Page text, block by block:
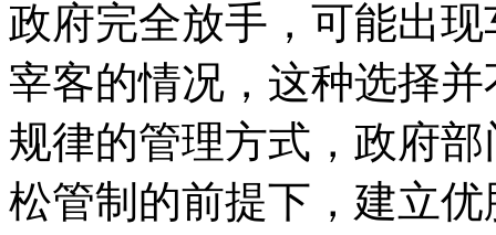
政府完全放手，可能出
宰客的情况，这种选择
规律的管理方式，政府
松管制的前提下，建立